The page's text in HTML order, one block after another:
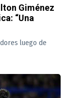
Giménez
“Una
luego de